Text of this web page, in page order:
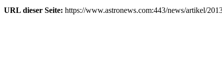
URL dieser Seite: https://www.astronews.com:443/news/artikel/